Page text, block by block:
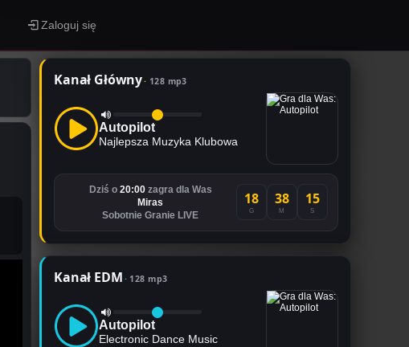
Zaloguj się
Kanał Główny 128 mp3
Autopilot
Najlepsza Muzyka Klubowa
Dziś o 20:00zagra dla Was
Miras
Sobotnie Granie LIVE
18
G
38
M
14
S
Kanał EDM 128 mp3
Autopilot
Electronic Dance Music